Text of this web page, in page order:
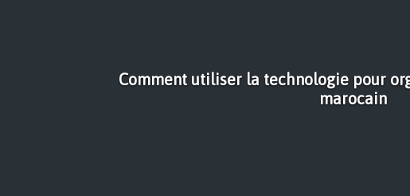
Comment utiliser la technologie pour
marocain